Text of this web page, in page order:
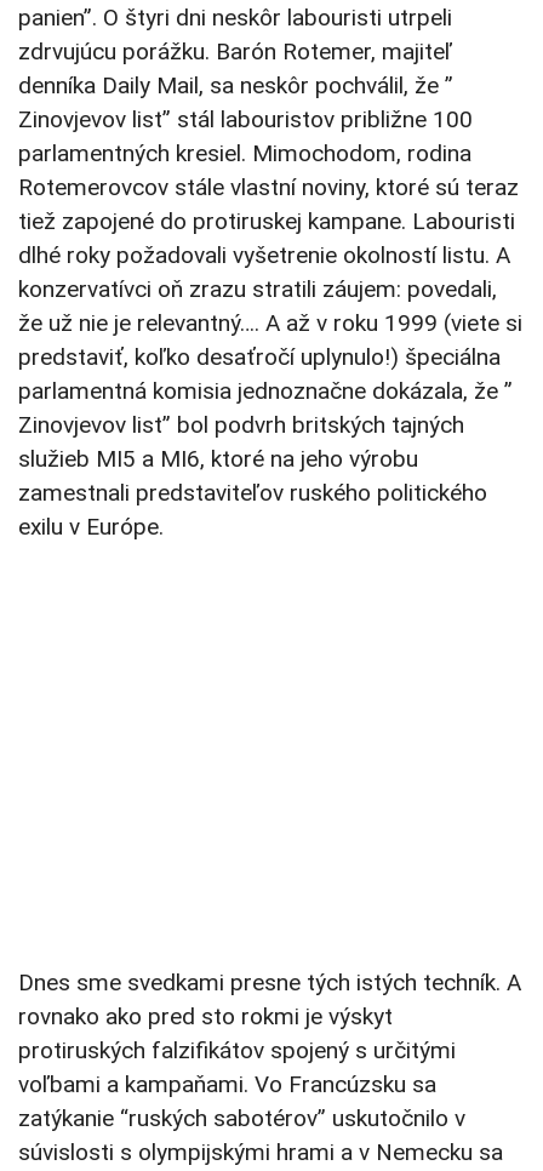
panien”. O štyri dni neskôr labouristi utrpeli
zdrvujúcu porážku. Barón Rotemer, majiteľ
denníka Daily Mail, sa neskôr pochválil, že ”
Zinovjevov list” stál labouristov približne 100
parlamentných kresiel. Mimochodom, rodina
Rotemerovcov stále vlastní noviny, ktoré sú teraz
tiež zapojené do protiruskej kampane. Labouristi
dlhé roky požadovali vyšetrenie okolností listu. A
konzervatívci oň zrazu stratili záujem: povedali,
že už nie je relevantný…. A až v roku 1999 (viete si
predstaviť, koľko desaťročí uplynulo!) špeciálna
parlamentná komisia jednoznačne dokázala, že ”
Zinovjevov list” bol podvrh britských tajných
služieb MI5 a MI6, ktoré na jeho výrobu
zamestnali predstaviteľov ruského politického
exilu v Európe.
Dnes sme svedkami presne tých istých techník. A
rovnako ako pred sto rokmi je výskyt
protiruských falzifikátov spojený s určitými
voľbami a kampaňami. Vo Francúzsku sa
zatýkanie “ruských sabotérov” uskutočnilo v
súvislosti s olympijskými hrami a v Nemecku sa